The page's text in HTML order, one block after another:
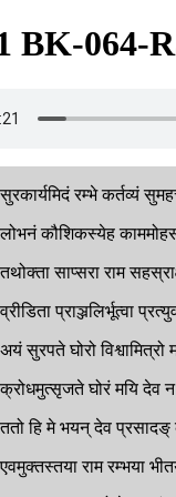
BK-064-
सुरकार्यमिदं रम्भे कर्तव्यं
लोभनं कौशिकस्येह
तथोक्ता साप्सरा राम
व्रीडिता प्राञ्जलिर्भूत्वा
अयं सुरपते घोरो विश्वामित्रो
क्रोधमुत्सृजते घोरं मयि देव न
ततो हि मे भयन् देव प्रसादङ्
एवमुक्तस्तया राम रम्भया